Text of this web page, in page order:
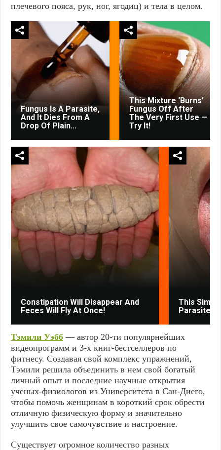
плечевого пояса, рук, ног, ягодиц) и тела в целом.
Fungus Is A Parasite,
And It Dies From A
Drop Of Plain...
This Mixture ‘Burns’
Fungus Off After
The Very First Use —
Try It!
Constipation Will Disappear And
Feces Will Fly At Once!
This
Parasites
Тэмили Уэбб — автор 20-ти популярнейших
видеопрограмм и 3-х книг-бестселлеров по
фитнесу. Создавая свой комплекс упражнений,
Тэмили решила объединить в нем свой богатый
личный опыт и последние научные открытия
ученых-физиологов из Университета в Сан-Диего,
чтобы помочь женщинам в короткий срок обрести
отличную физическую форму и значительно
улучшить свое самочувствие и настроение.
Существует огромное количество разных